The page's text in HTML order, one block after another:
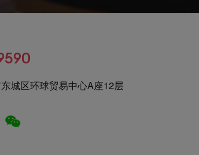
城区环球贸易中心A座12层